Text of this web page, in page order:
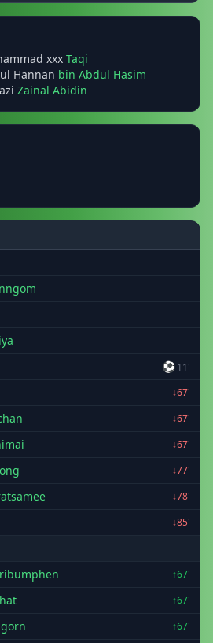
xxx Taqi
Hannan bin Abdul Hasim
Zainal Abidin
⚽ 11'
↓67'
↓67'
↓67'
↓77'
↓78'
↓85'
↑67'
↑67'
↑67'